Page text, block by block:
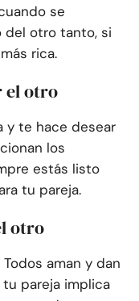
se
del otro tanto, si
rica.
el otro
y te hace desear
los
estás listo
tu pareja.
otro
aman y dan
tu pareja implica